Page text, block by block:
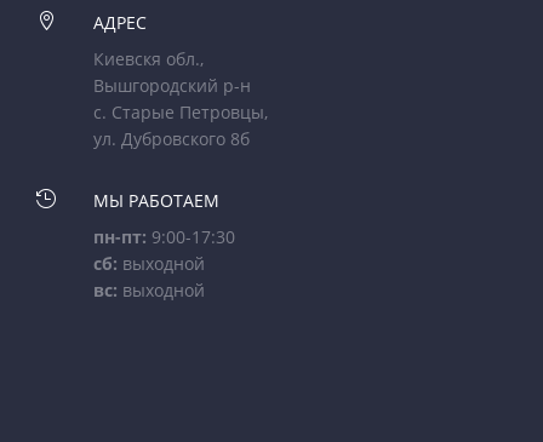

АДРЕС
Киевскя обл.,
Вышгородский р-н
с. Старые Петровцы,
ул. Дубровского 8б

МЫ РАБОТАЕМ
пн-пт: 9:00-17:30
сб: выходной
вс: выходной